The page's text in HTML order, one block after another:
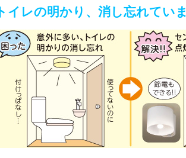
トイレの明かり、消し忘れてい